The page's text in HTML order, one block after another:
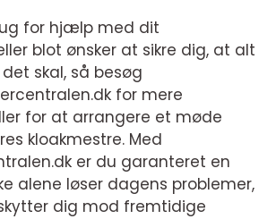
for hjælp med dit
blot ønsker at sikre dig, at alt
skal, så besøg
for mere
for at arrangere et møde
kloakmestre. Med
er du garanteret en
alene løser dagens problemer,
dig mod fremtidige